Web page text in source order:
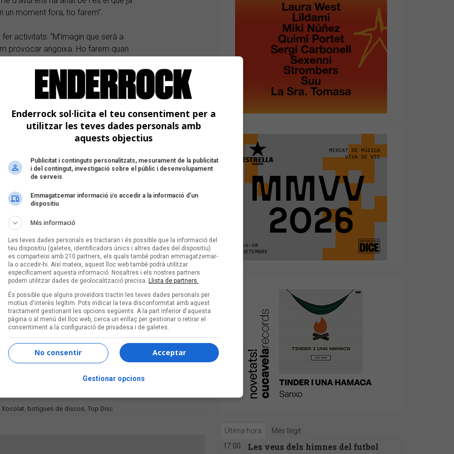
un moment fora, ho farem”.
activitats: “M’imagin que serà a
provocar angoixa. Ho farem quan
reflexiona Sancho.
ha obert. La seva realitat és diferent
i des de l’agost passat estrena
ebrenca. “Vam fer una mudança
seguim portant discos compactes
explica Andrés Zumaquero,
s’adequa al que dicta
i només deixem entrar una
gel i guants, és obligatori l’ús de
Hem posat un vinil de
aïlla una mica dels clients”.
una bona afluència de clients. “Per
a buscar comandes, però també
sorprès positivament” conclou
per a la música»
d'euros
Xocolat, botigues de discos, Top Disc
Última hora Més llegit
17:00
Les veus dels himnes del futbol
Enderrock sol·licita el teu consentiment per a
utilitzar les teves dades personals amb
aquests objectius
Publicitat i continguts personalitzats, mesurament de la publicitat
i del contingut, investigació sobre el públic i desenvolupament
de serveis
Emmagatzemar informació i/o accedir a la informació d’un
dispositiu
Més informació
Les teves dades personals es tractaran i és possible que la informació del
teu dispositiu (galetes, identificadors únics i altres dades del dispositiu)
es comparteixi amb 210 partners, els quals també podran emmagatzemar-
la o accedir-hi. Així mateix, aquest lloc web també podrà utilitzar
específicament aquesta informació. Nosaltres i els nostres partners
podem utilitzar dades de geolocalització precisa. Llista de partners.
És possible que alguns proveïdors tractin les teves dades personals per
motius d'interès legítim. Pots indicar la teva disconformitat amb aquest
tractament gestionant les opcions següents. A la part inferior d'aquesta
pàgina o al menú del lloc web, cerca un enllaç per gestionar o retirar el
consentiment a la configuració de privadesa i de galetes.
Acceptar
No consentir
Gestionar opcions